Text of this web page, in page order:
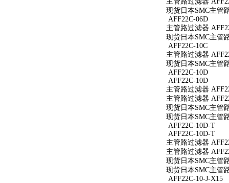
现货日本SMC主管
AFF22C-06D
主管路过滤器
现货日本SMC主管
AFF22C-10C
主管路过滤器
现货日本SMC主管
AFF22C-10D
AFF22C-10D
主管路过滤器
主管路过滤器
现货日本SMC主管
现货日本SMC主管
AFF22C-10D-T
AFF22C-10D-T
主管路过滤器
主管路过滤器
现货日本SMC主管
现货日本SMC主管
AFF22C-10-J-X15